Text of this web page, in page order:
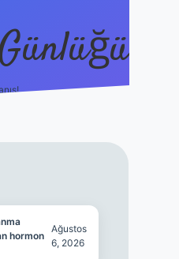
hormon
Ağustos
6, 2026
https://piabella.casino/